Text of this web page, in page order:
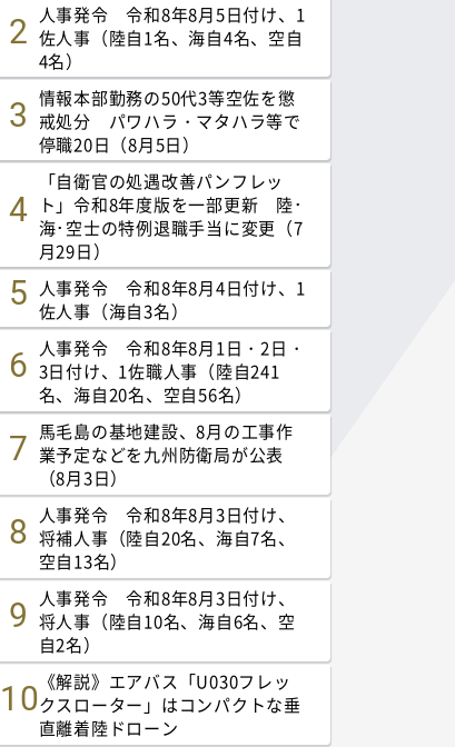
人事発令 令和8年8月5日付け、1
佐人事（陸自1名、海自4名、空自
4名）
情報本部勤務の50代3等空佐を懲
戒処分 パワハラ・マタハラ等で
停職20日（8月5日）
「自衛官の処遇改善パンフレッ
ト」令和8年度版を一部更新 陸･
海･空士の特例退職手当に変更（7
月29日）
人事発令 令和8年8月4日付け、1
佐人事（海自3名）
人事発令 令和8年8月1日・2日・
3日付け、1佐職人事（陸自241
名、海自20名、空自56名）
馬毛島の基地建設、8月の工事作
業予定などを九州防衛局が公表
（8月3日）
人事発令 令和8年8月3日付け、
将補人事（陸自20名、海自7名、
空自13名）
人事発令 令和8年8月3日付け、
将人事（陸自10名、海自6名、空
自2名）
《解説》エアバス「U030フレッ
クスローター」はコンパクトな垂
直離着陸ドローン